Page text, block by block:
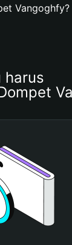
Vangoghfy?
harus